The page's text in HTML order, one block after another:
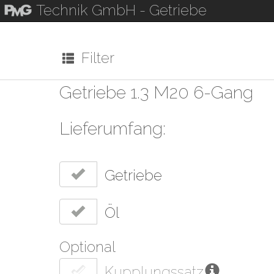
Technik GmbH - Getriebe
Filter
Getriebe 1.3 M20 6-Gang
Lieferumfang:
Getriebe
Öl
Optional